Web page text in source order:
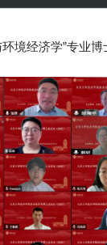
境经济学”专业